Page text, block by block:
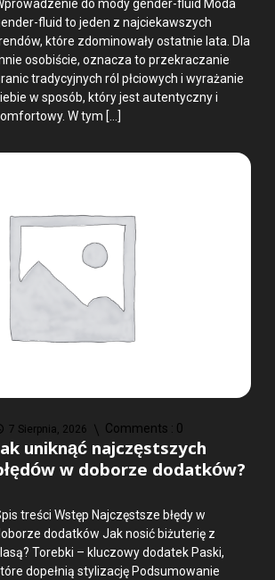
do mody gender-fluid Moda
fluid to jeden z najciekawszych
które zdominowały ostatnie lata. Dla
osobiście, oznacza to przekraczanie
tradycyjnych ról płciowych i wyrażanie
w sposób, który jest autentyczny i
W tym […]
7 Sierpnia, 2026 Comments : 0
uniknąć najczęstszych
w doborze dodatków?
treści Wstęp Najczęstsze błędy w
dodatków Jak nosić biżuterię z
Torebki – kluczowy dodatek Paski,
dopełnią stylizację Podsumowanie